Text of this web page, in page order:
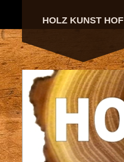
HOLZ KUNST HOF